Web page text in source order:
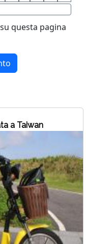
questa pagina
a Taiwan